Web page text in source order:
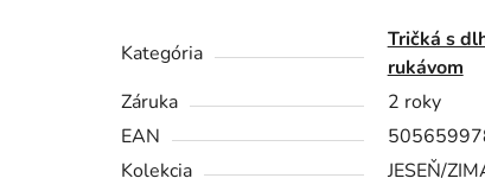
Kategória
Tričká s
rukávom
Záruka
2 roky
EAN
Kolekcia
JESEŇ/